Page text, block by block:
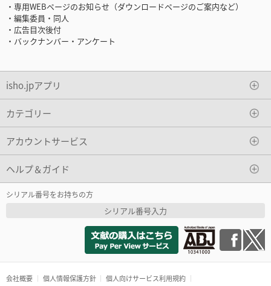
・専用WEBページのお知らせ（ダウンロードページのご案内など）
・編集委員・同人
・広告目次後付
・バックナンバー・アンケート
isho.jpアプリ
カテゴリー
アカウントサービス
ヘルプ＆ガイド
シリアル番号をお持ちの方
シリアル番号入力
会社概要 個人情報保護方針 個人向けサービス利用規約